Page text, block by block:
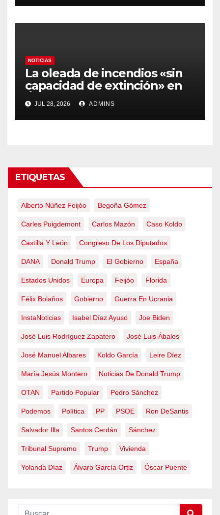
y los hoteles disparados
NOTICIAS
La oleada de incendios «sin
capacidad de extinción» en
Ávila y al oeste de Madrid
obliga a declarar la
emergencia nacional
JUL 28, 2026 ADMINS
ETIQUETAS
Alberto Núñez Feijóo Begoña Gómez
Carles Puigdemont Carlos Mazón Caso Koldo
Castilla Y León Congreso De Los Diputados
DANA Donald Trump El Gobierno España
Estados Unidos Europa Feijóo Florida
Félix Bolaños Gobierno Guerra En Ucrania
InstaNoticias Isabel Díaz Ayuso Joe Biden
José Luis Rodríguez Zapatero José Luis Ábalos
José Manuel Albares Koldo García Leire Díez
María Jesús Montero Noticias De Donald Trump
OTAN Partido Popular Pedro Sánchez
Podemos Política PP PSOE Ron DeSantis
Salvador Illa Santos Cerdán Sánchez
Tribunal Supremo Trump Vivienda
Yolanda Díaz Álvaro García Ortiz Óscar Puente